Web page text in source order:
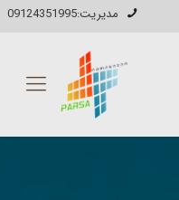
مدیریت:09124351995